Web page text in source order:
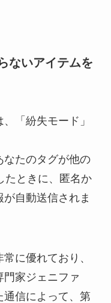
ないアイテムを
「紛失モード」
なたのタグが他の
たときに、匿名か
自動送信されま
に優れており、
家ジェニファ
通信によって、第